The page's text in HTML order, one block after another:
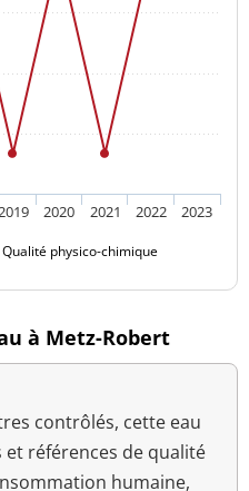
Qualité physico-chimique
2020 2021 2022 2023
à Metz-Robert
contrôlés, cette eau
et références de qualité
humaine,